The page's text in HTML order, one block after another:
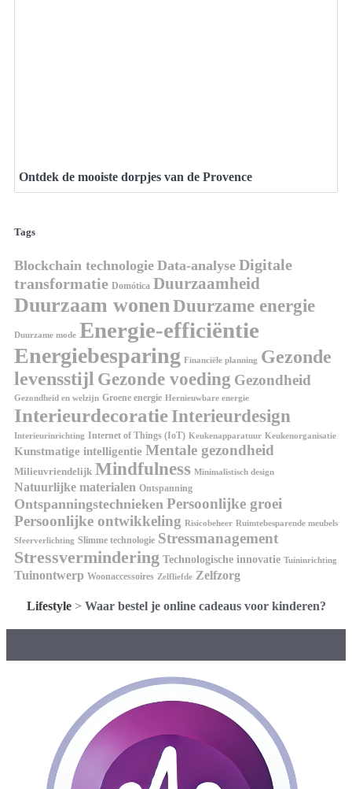
Ontdek de mooiste dorpjes van de Provence
Tags
Blockchain technologie Data-analyse Digitale
transformatie Domótica Duurzaamheid
Duurzaam wonenDuurzame energie
Duurzame mode Energie-efficiëntie
Energiebesparing Financiële planning Gezonde
levensstijl Gezonde voeding Gezondheid
Gezondheid en welzijn Groene energie Hernieuwbare energie
InterieurdecoratieInterieurdesign
Interieurinrichting Internet of Things (IoT) Keukenapparatuur Keukenorganisatie
Kunstmatige intelligentie Mentale gezondheid
Milieuvriendelijk Mindfulness Minimalistisch design
Natuurlijke materialen Ontspanning
Ontspanningstechnieken Persoonlijke groei
Persoonlijke ontwikkeling Risicobeheer Ruimtebesparende meubels
Sfeerverlichting Slimme technologie Stressmanagement
Stressvermindering Technologische innovatie Tuininrichting
Tuinontwerp Woonaccessoires Zelfliefde Zelfzorg
Lifestyle> Waar bestel je online cadeaus voor kinderen?